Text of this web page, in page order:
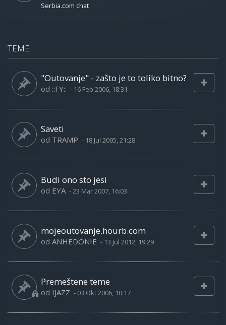
Serbia.com chat
TEME
"Outovanje" - zašto je to toliko bitno?
od ::FY:: - 16 Feb 2006, 18:31
Saveti
od TRAMP - 18 Jul 2005, 21:28
Budi ono sto jesi
od EYA -23 Mar 2007, 16:03
mojeoutovanje.hourb.com
od ANHEDONIE - 13 Jul 2012, 19:29
Premeštene teme
od IJAZZ - 03 Okt 2006, 10:17